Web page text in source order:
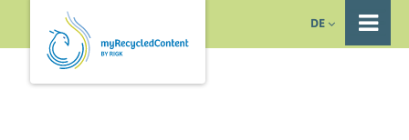
DE